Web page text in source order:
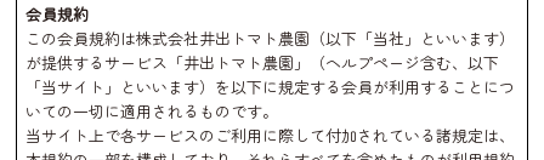
会員規約
この会員規約は株式会社井出トマト農園（以下「当社」といいます）
が提供するサービス「井出トマト農園」（ヘルプページ含む、以下
「当サイト」といいます）を以下に規定する会員が利用することにつ
いての一切に適用されるものです。
当サイト上で各サービスのご利用に際して付加されている諸規定は、